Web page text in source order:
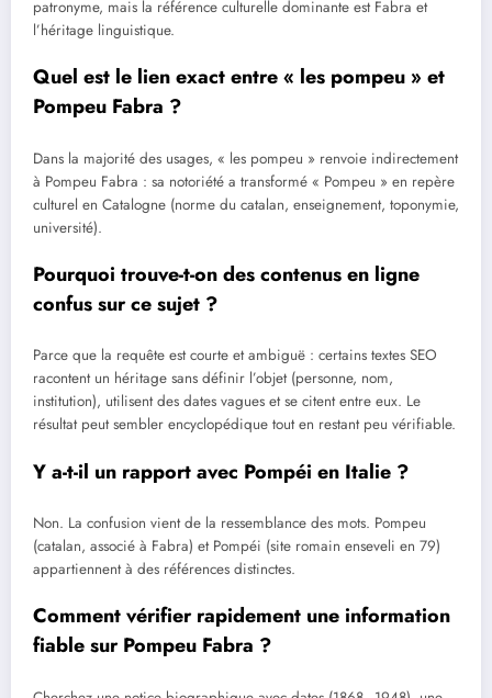
patronyme, mais la référence culturelle dominante est Fabra et
l’héritage linguistique.
Quel est le lien exact entre « les pompeu » et
Pompeu Fabra ?
Dans la majorité des usages, « les pompeu » renvoie indirectement
à Pompeu Fabra : sa notoriété a transformé « Pompeu » en repère
culturel en Catalogne (norme du catalan, enseignement, toponymie,
université).
Pourquoi trouve-t-on des contenus en ligne
confus sur ce sujet ?
Parce que la requête est courte et ambiguë : certains textes SEO
racontent un héritage sans définir l’objet (personne, nom,
institution), utilisent des dates vagues et se citent entre eux. Le
résultat peut sembler encyclopédique tout en restant peu vérifiable.
Y a-t-il un rapport avec Pompéi en Italie ?
Non. La confusion vient de la ressemblance des mots. Pompeu
(catalan, associé à Fabra) et Pompéi (site romain enseveli en 79)
appartiennent à des références distinctes.
Comment vérifier rapidement une information
fiable sur Pompeu Fabra ?